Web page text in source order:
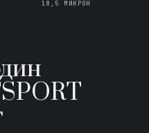
18,5 МИКРОН